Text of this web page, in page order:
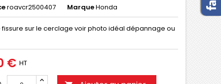
roavcr2500407 MarqueHonda
sur le cerclage voir photo idéal dépannage ou
€ HT